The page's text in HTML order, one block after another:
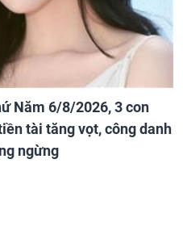
Năm 6/8/2026, 3 con
tài tăng vọt, công danh
ngừng